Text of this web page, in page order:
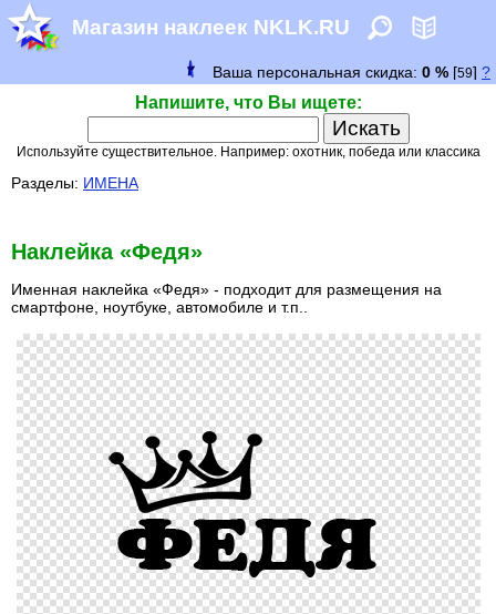
Магазин наклеек NKLK.RU
Напишите, что Вы ищете:
Используйте существительное. Например: охотник, победа или классика
Разделы: ИМЕНА
Наклейка «Федя»
Именная наклейка «Федя» - подходит для размещения на
смартфоне, ноутбуке, автомобиле и т.п..